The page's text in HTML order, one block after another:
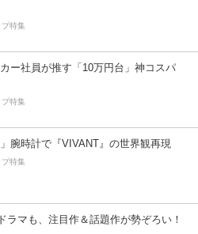
プ特集
カー社員が推す「10万円台」神コスパ
プ特集
」腕時計で『VIVANT』の世界観再現
プ特集
ラマも、注目作＆話題作が勢ぞろい！